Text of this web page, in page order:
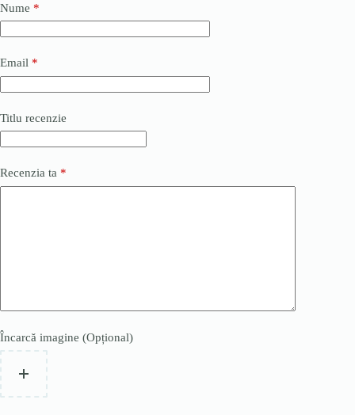
Nume *
Email *
Titlu recenzie
Recenzia ta *
Încarcă imagine (Opțional)